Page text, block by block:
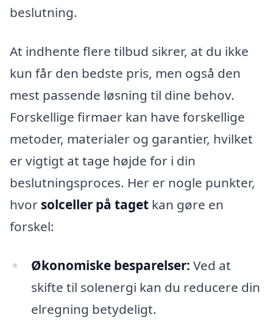
beslutning.
At indhente flere tilbud sikrer, at du ikke
kun får den bedste pris, men også den
mest passende løsning til dine behov.
Forskellige firmaer kan have forskellige
metoder, materialer og garantier, hvilket
er vigtigt at tage højde for i din
beslutningsproces. Her er nogle punkter,
hvor solceller på taget kan gøre en
forskel:
Økonomiske besparelser: Ved at
skifte til solenergi kan du reducere din
elregning betydeligt.